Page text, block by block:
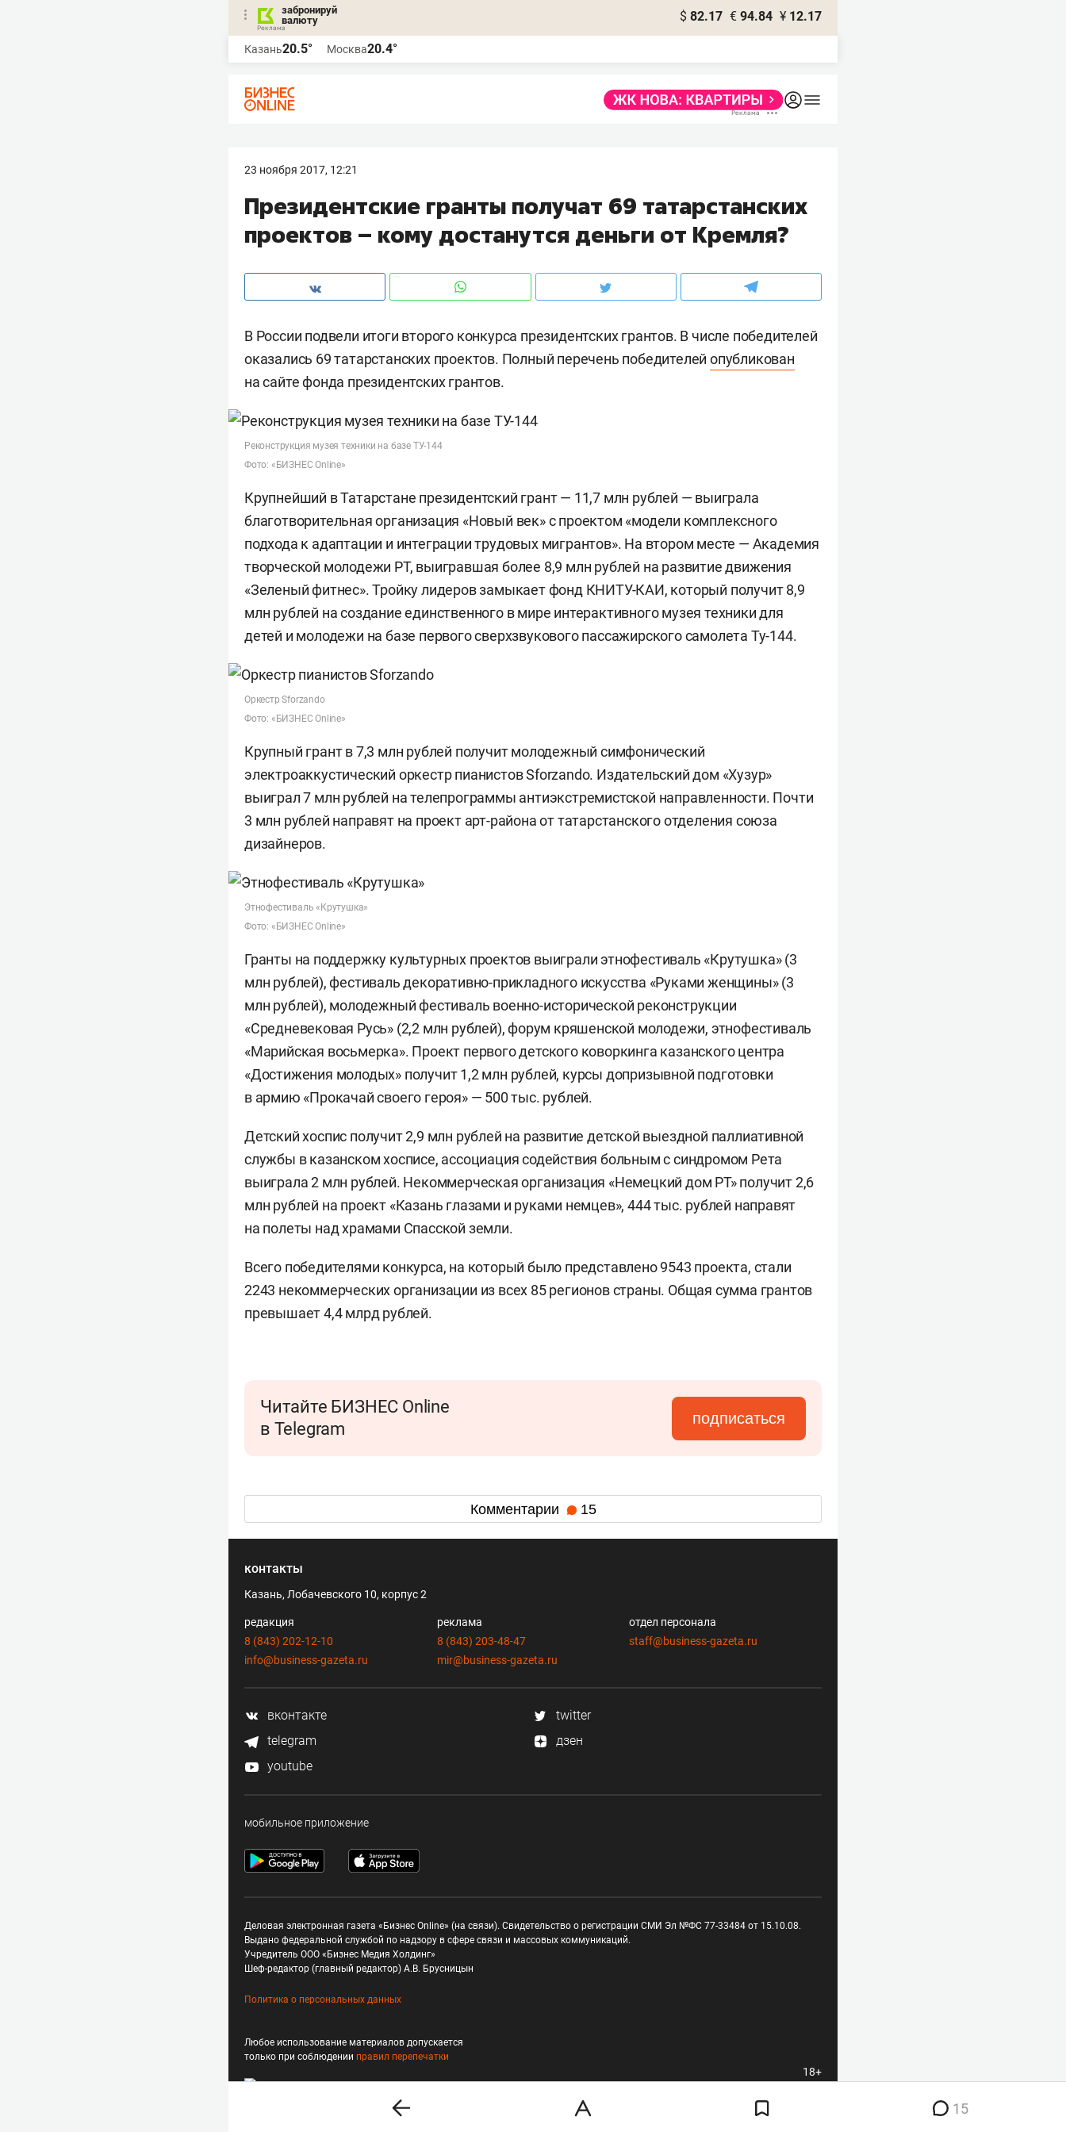
забронируй
валюту
$ 82.17 € 94.84 ¥ 12.17
Казань20.5° Москва20.4°
23 ноября 2017, 12:21
Президентские гранты получат 69 татарстанских
проектов – кому достанутся деньги от Кремля?
В России подвели итоги второго конкурса президентских грантов. В числе победителей
оказались 69 татарстанских проектов. Полный перечень победителей опубликован
на сайте фонда президентских грантов.
Реконструкция музея техники на базе ТУ-144
Фото: «БИЗНЕС Online»
Крупнейший в Татарстане президентский грант — 11,7 млн рублей — выиграла
благотворительная организация «Новый век» с проектом «модели комплексного
подхода к адаптации и интеграции трудовых мигрантов». На втором месте — Академия
творческой молодежи РТ, выигравшая более 8,9 млн рублей на развитие движения
«Зеленый фитнес». Тройку лидеров замыкает фонд КНИТУ-КАИ, который получит 8,9
млн рублей на создание единственного в мире интерактивного музея техники для
детей и молодежи на базе первого сверхзвукового пассажирского самолета Ту-144.
Оркестр Sforzando
Фото: «БИЗНЕС Online»
Крупный грант в 7,3 млн рублей получит молодежный симфонический
электроаккустический оркестр пианистов Sforzando. Издательский дом «Хузур»
выиграл 7 млн рублей на телепрограммы антиэкстремистской направленности. Почти
3 млн рублей направят на проект арт-района от татарстанского отделения союза
дизайнеров.
Этнофестиваль «Крутушка»
Фото: «БИЗНЕС Online»
Гранты на поддержку культурных проектов выиграли этнофестиваль «Крутушка» (3
млн рублей), фестиваль декоративно-прикладного искусства «Руками женщины» (3
млн рублей), молодежный фестиваль военно-исторической реконструкции
«Средневековая Русь» (2,2 млн рублей), форум кряшенской молодежи, этнофестиваль
«Марийская восьмерка». Проект первого детского коворкинга казанского центра
«Достижения молодых» получит 1,2 млн рублей, курсы допризывной подготовки
в армию «Прокачай своего героя» — 500 тыс. рублей.
Детский хоспис получит 2,9 млн рублей на развитие детской выездной паллиативной
службы в казанском хосписе, ассоциация содействия больным с синдромом Рета
выиграла 2 млн рублей. Некоммерческая организация «Немецкий дом РТ» получит 2,6
млн рублей на проект «Казань глазами и руками немцев», 444 тыс. рублей направят
на полеты над храмами Спасской земли.
Всего победителями конкурса, на который было представлено 9543 проекта, стали
2243 некоммерческих организации из всех 85 регионов страны. Общая сумма грантов
превышает 4,4 млрд рублей.
Читайте БИЗНЕС Online
в Telegram
подписаться
Комментарии 15
15
контакты
Казань, Лобачевского 10, корпус 2
редакция
8 (843) 202-12-10
info@business-gazeta.ru
реклама
8 (843) 203-48-47
mir@business-gazeta.ru
отдел персонала
staff@business-gazeta.ru
вконтакте
twitter
telegram
дзен
youtube
мобильное приложение
Деловая электронная газета «Бизнес Online» (на связи). Свидетельство о регистрации СМИ Эл №ФС 77-33484 от 15.10.08.
Выдано федеральной службой по надзору в сфере связи и массовых коммуникаций.
Учредитель ООО «Бизнес Медия Холдинг»
Шеф-редактор (главный редактор) А.В. Брусницын
Политика о персональных данных
Любое использование материалов допускается
только при соблюдении правил перепечатки
18+